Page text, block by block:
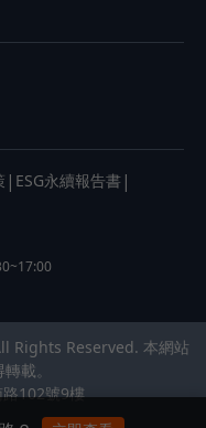
| ESG永續報告書 |
Rights Reserved. 本網站
載。
102號9樓